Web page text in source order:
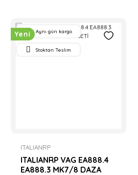
Yeni Aynı gün kargo
Stoktan Teslim
ITALIANRP
ITALIANRP VAG EA888.4
EA888.3 MK7/8 DAZA